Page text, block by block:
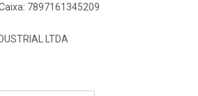
7897161345209
LTDA